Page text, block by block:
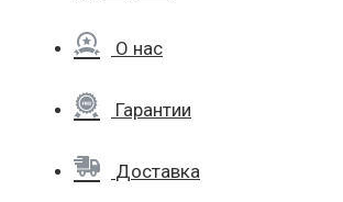
О нас
Гарантии
Доставка